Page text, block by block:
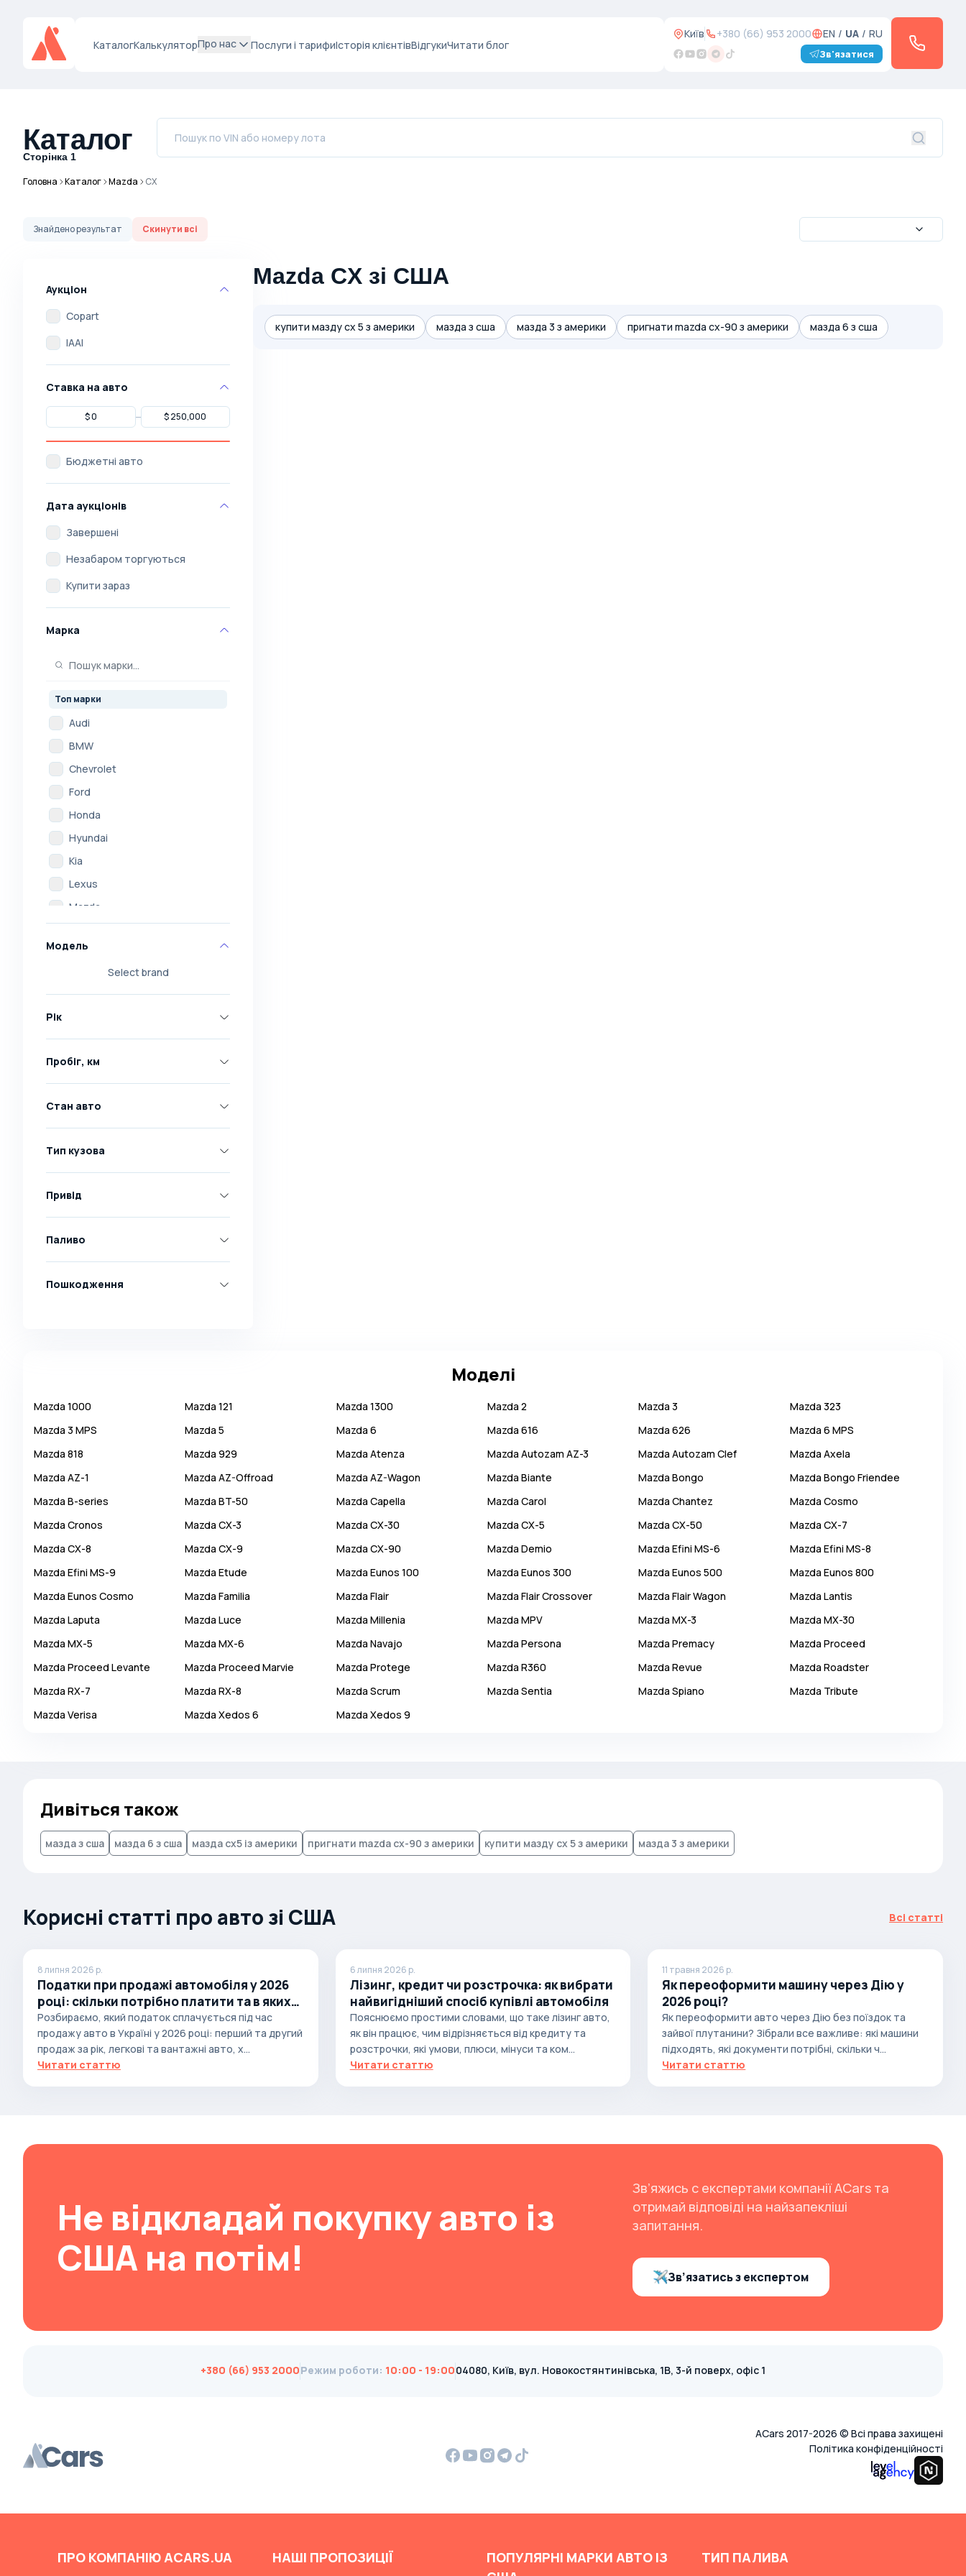
КаталогКалькуляторПро нас Послуги і тарифиІсторія клієнтівВідгукиЧитати блог
Київ +380 (66) 953 2000 EN / UA / RU
Зв'язатися
Каталог
Сторінка 1
Головна Каталог Mazda CX
Знайденорезультат Скинути всі
Аукціон
Copart
IAAI
Ставка на авто
Бюджетні авто
Дата аукціонів
Завершені
Незабаром торгуються
Купити зараз
Марка
Топ марки
Audi
BMW
Chevrolet
Ford
Honda
Hyundai
Kia
Lexus
Mazda
Mitsubishi
Opel
Skoda
Volkswagen
Abarth
AC
Acura
Adler
Alfa Romeo
Apal
Autobianchi
Avtokam
BAIC
Bajaj
Bertone
Bio auto
Borgward
Brilliance
Bristol
Bronto
Bufori
Bugatti
Carbodies
Caterham
Chana
Changan
Cizeta
Dacia
Модель
Select brand
Рік
Пробіг, км
Стан авто
Тип кузова
Привід
Паливо
Пошкодження
Mazda CX зі США
купити мазду сх 5 з америки мазда з сша мазда 3 з америки пригнати mazda cx-90 з америки мазда 6 з сша
Моделі
Mazda 1000 Mazda 121 Mazda 1300 Mazda 2 Mazda 3 Mazda 323
Mazda 3 MPS Mazda 5 Mazda 6 Mazda 616 Mazda 626 Mazda 6 MPS
Mazda 818 Mazda 929 Mazda Atenza Mazda Autozam AZ-3 Mazda Autozam Clef Mazda Axela
Mazda AZ-1 Mazda AZ-Offroad Mazda AZ-Wagon Mazda Biante Mazda Bongo Mazda Bongo Friendee
Mazda B-series Mazda BT-50 Mazda Capella Mazda Carol Mazda Chantez Mazda Cosmo
Mazda Cronos Mazda CX-3 Mazda CX-30 Mazda CX-5 Mazda CX-50 Mazda CX-7
Mazda CX-8 Mazda CX-9 Mazda CX-90 Mazda Demio Mazda Efini MS-6 Mazda Efini MS-8
Mazda Efini MS-9 Mazda Etude Mazda Eunos 100 Mazda Eunos 300 Mazda Eunos 500 Mazda Eunos 800
Mazda Eunos Cosmo Mazda Familia Mazda Flair Mazda Flair Crossover Mazda Flair Wagon Mazda Lantis
Mazda Laputa Mazda Luce Mazda Millenia Mazda MPV Mazda MX-3 Mazda MX-30
Mazda MX-5 Mazda MX-6 Mazda Navajo Mazda Persona Mazda Premacy Mazda Proceed
Mazda Proceed Levante Mazda Proceed Marvie Mazda Protege Mazda R360 Mazda Revue Mazda Roadster
Mazda RX-7 Mazda RX-8 Mazda Scrum Mazda Sentia Mazda Spiano Mazda Tribute
Mazda Verisa Mazda Xedos 6 Mazda Xedos 9
Дивіться також
мазда з сша мазда 6 з сша мазда cx5 із америки пригнати mazda cx-90 з америки купити мазду сх 5 з америки мазда 3 з америки
Корисні статті про авто зі США Всі статті
8 липня 2026 р.
Податки при продажі автомобіля у 2026
році: скільки потрібно платити та в яких
випадках
Розбираємо, який податок сплачується під час
продажу авто в Україні у 2026 році: перший та другий
продаж за рік, легкові та вантажні авто, х...
Читати статтю
6 липня 2026 р.
Лізинг, кредит чи розстрочка: як вибрати
найвигідніший спосіб купівлі автомобіля
Пояснюємо простими словами, що таке лізинг авто,
як він працює, чим відрізняється від кредиту та
розстрочки, які умови, плюси, мінуси та ком...
Читати статтю
11 травня 2026 р.
Як переоформити машину через Дію у
2026 році?
Як переоформити авто через Дію без поїздок та
зайвої плутанини? Зібрали все важливе: які машини
підходять, які документи потрібні, скільки ч...
Читати статтю
Не відкладай покупку авто із
США на потім!
Зв’яжись с експертами компанії ACars та
отримай відповіді на найзапекліші
запитання.
Зв’язатись з експертом
+380 (66) 953 2000Режим роботи: 10:00 - 19:0004080, Київ, вул. Новокостянтинівська, 1В, 3-й поверх, офіс 1
ACars 2017-2026 © Всі права захищені
Політика конфіденційності
ПРО КОМПАНІЮ ACARS.UA НАШІ ПРОПОЗИЦІЇ
ПОПУЛЯРНІ МАРКИ АВТО ІЗ
ТИП ПАЛИВА